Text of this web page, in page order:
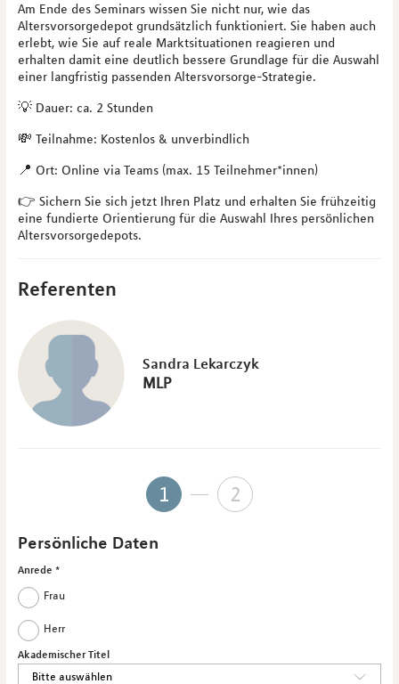
Am Ende des Seminars wissen Sie nicht nur, wie das
Altersvorsorgedepot grundsätzlich funktioniert. Sie haben auch
erlebt, wie Sie auf reale Marktsituationen reagieren und
erhalten damit eine deutlich bessere Grundlage für die Auswahl
einer langfristig passenden Altersvorsorge-Strategie.
💡 Dauer: ca. 2 Stunden
💸 Teilnahme: Kostenlos & unverbindlich
📍 Ort: Online via Teams (max. 15 Teilnehmer*innen)
👉 Sichern Sie sich jetzt Ihren Platz und erhalten Sie frühzeitig
eine fundierte Orientierung für die Auswahl Ihres persönlichen
Altersvorsorgedepots.
Referenten
Sandra Lekarczyk
MLP
1 2
Persönliche Daten
Anrede
Frau
Herr
Akademischer Titel